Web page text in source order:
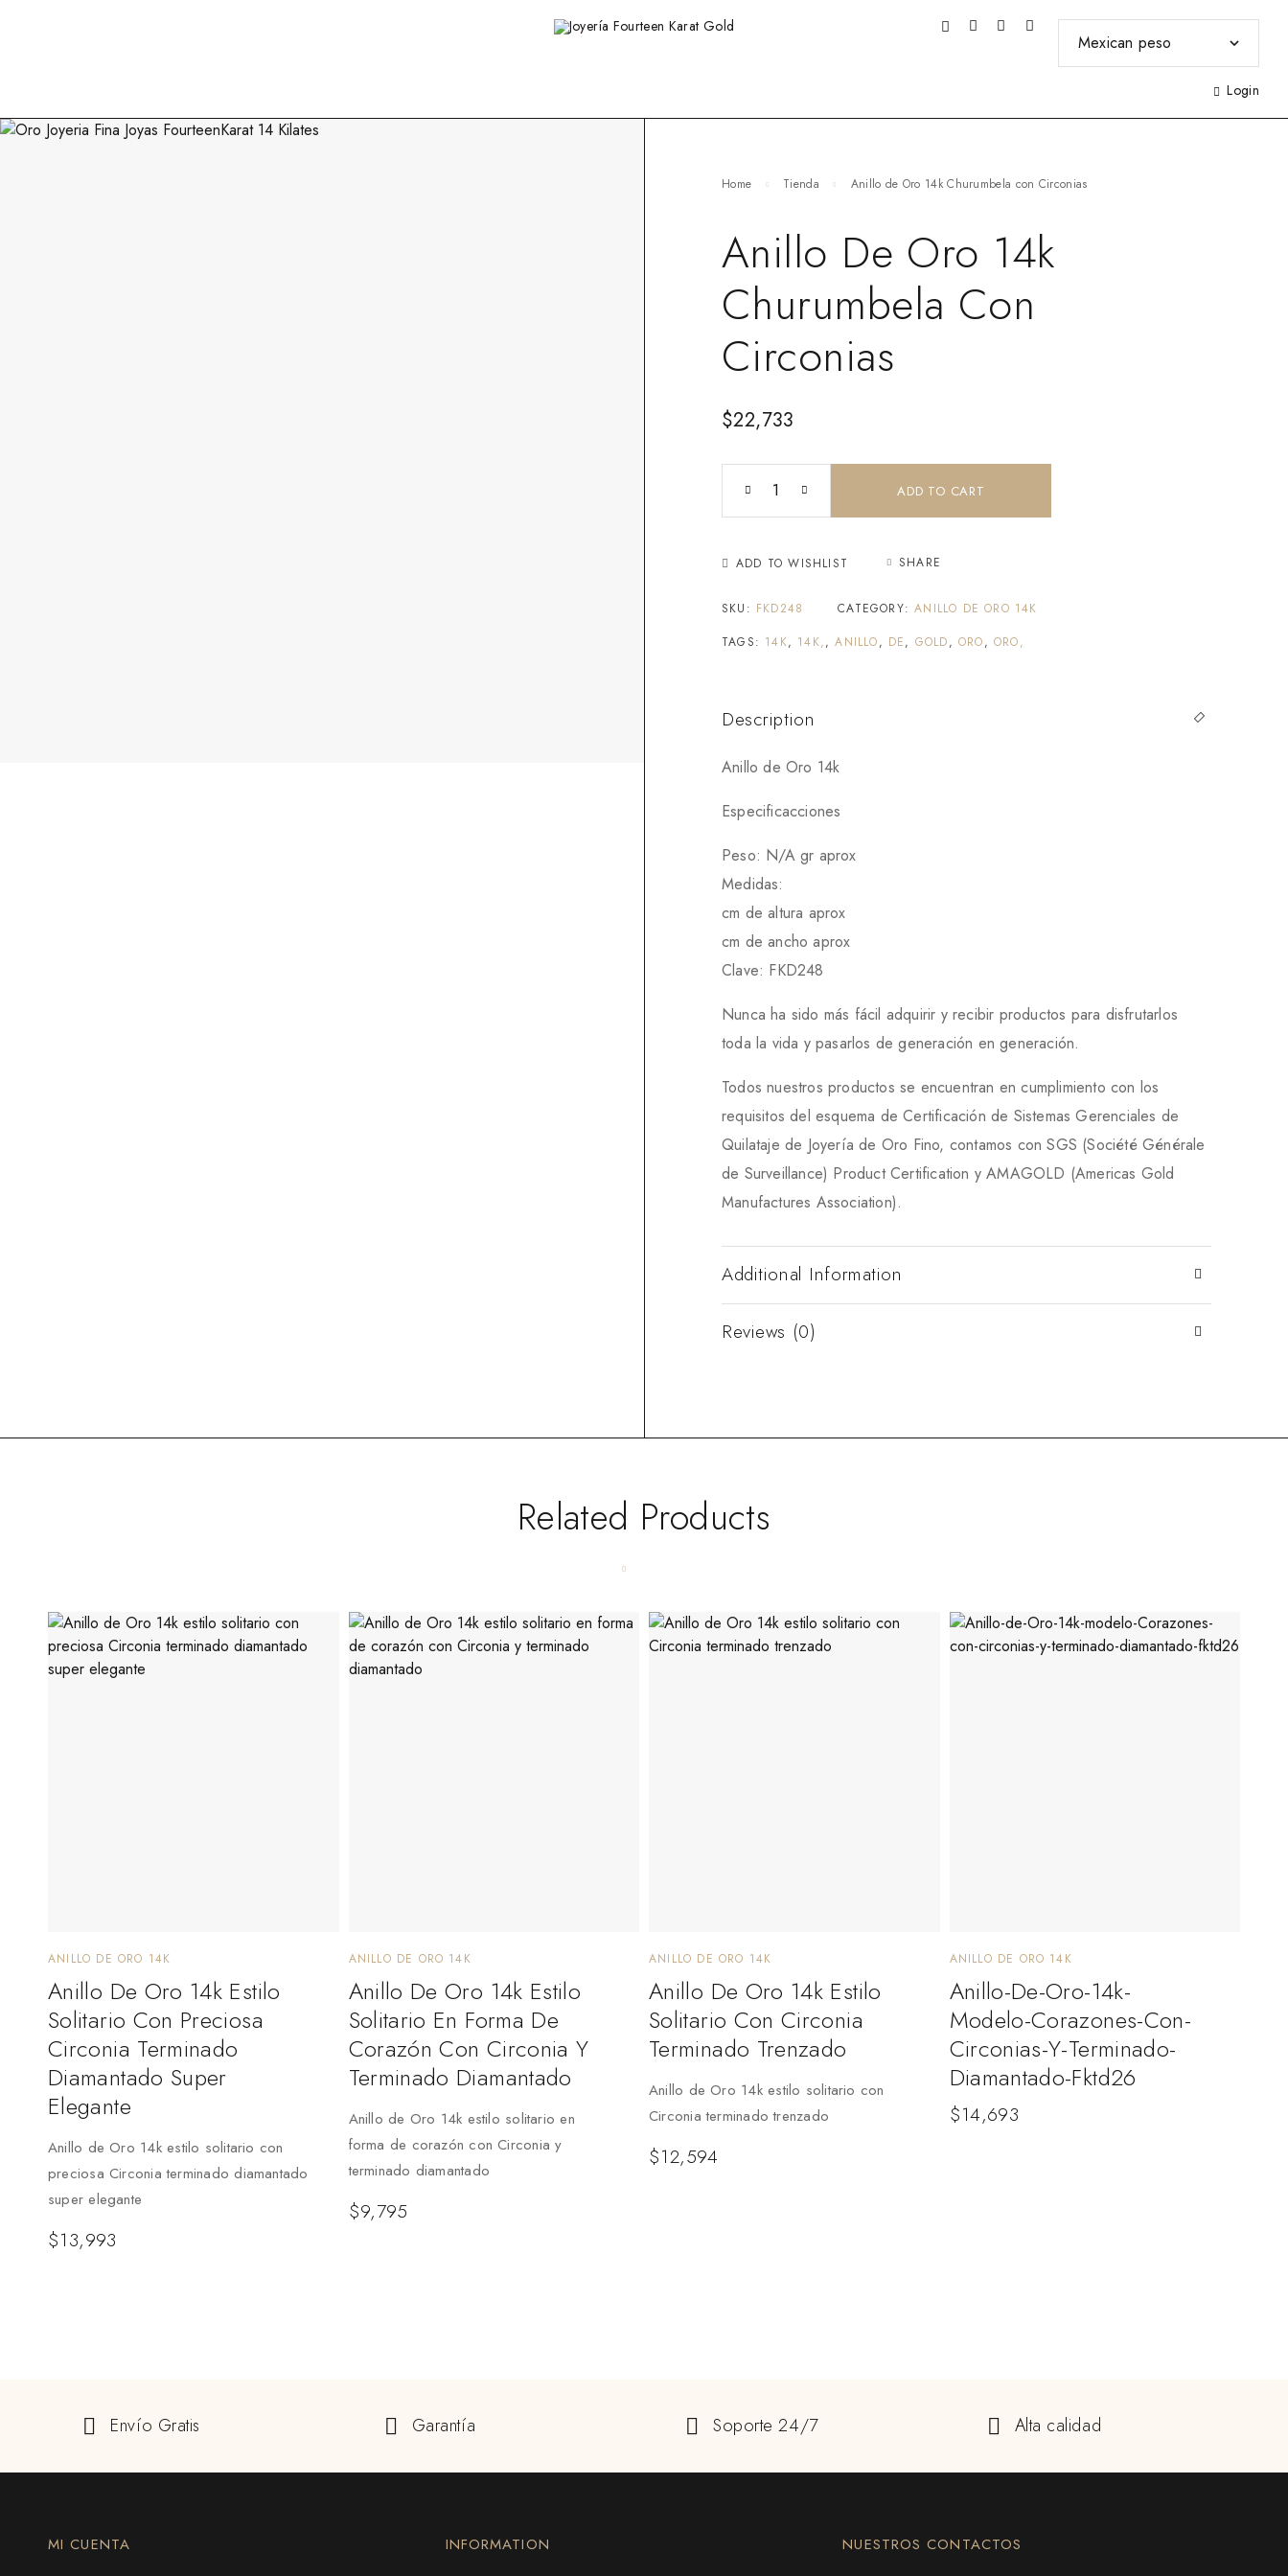
Login
Home Tienda Anillo de Oro 14k Churumbela con Circonias
Anillo De Oro 14k
Churumbela Con
Circonias
$22,733
ADD TO CART
ADD TO WISHLIST SHARE
SKU: FKD248 CATEGORY:ANILLO DE ORO 14K
TAGS: 14K, 14K,,ANILLO, DE, GOLD,ORO,ORO,
Description
Anillo de Oro 14k
Especificacciones
Peso: N/A gr aprox
Medidas:
cm de altura aprox
cm de ancho aprox
Clave: FKD248
Nunca ha sido más fácil adquirir y recibir productos para disfrutarlos
toda la vida y pasarlos de generación en generación.
Todos nuestros productos se encuentran en cumplimiento con los
requisitos del esquema de Certificación de Sistemas Gerenciales de
Quilataje de Joyería de Oro Fino, contamos con SGS (Société Générale
de Surveillance) Product Certification y AMAGOLD (Americas Gold
Manufactures Association).
Additional Information
Reviews (0)
Related Products
ANILLO DE ORO 14K
Anillo De Oro 14k Estilo
Solitario Con Preciosa
Circonia Terminado
Diamantado Super
Elegante
Anillo de Oro 14k estilo solitario con
preciosa Circonia terminado diamantado
super elegante
$13,993
ANILLO DE ORO 14K
Anillo De Oro 14k Estilo
Solitario En Forma De
Corazón Con Circonia Y
Terminado Diamantado
Anillo de Oro 14k estilo solitario en
forma de corazón con Circonia y
terminado diamantado
$9,795
ANILLO DE ORO 14K
Anillo De Oro 14k Estilo
Solitario Con Circonia
Terminado Trenzado
Anillo de Oro 14k estilo solitario con
Circonia terminado trenzado
$12,594
ANILLO DE ORO 14K
Anillo-De-Oro-14k-
Modelo-Corazones-Con-
Circonias-Y-Terminado-
Diamantado-Fktd26
$14,693
Envío Gratis Garantía Soporte 24/7 Alta calidad
MI CUENTA INFORMATION NUESTROS CONTACTOS